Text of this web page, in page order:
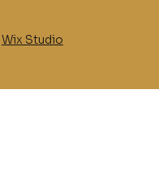
Wix Studio